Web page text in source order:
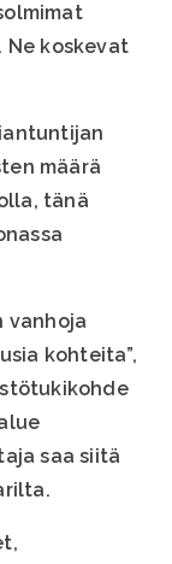
Ne koskevat
määrä
tänä
vanhoja
kohteita”,
saa siitä